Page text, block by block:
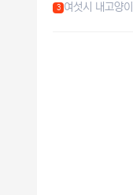
3 여섯시 내고양이